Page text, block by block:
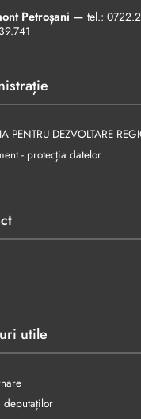
Petroșani — tel.:
PENTRU DEZVOLTARE
- protecția datelor
utile
deputaților